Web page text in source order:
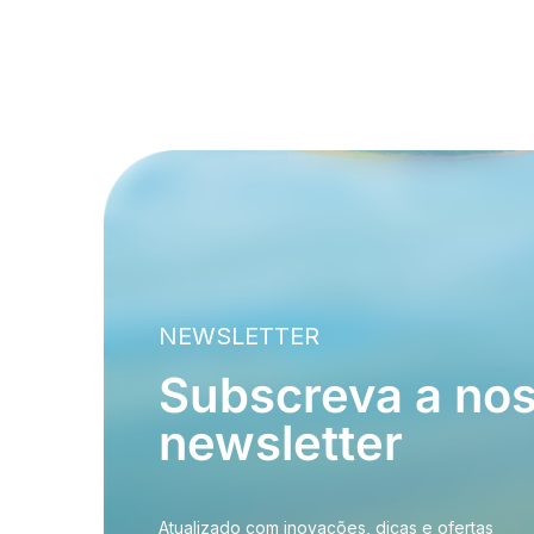
NEWSLETTER
Subscreva a
newsletter
Atualizado com inovações, dicas e ofertas